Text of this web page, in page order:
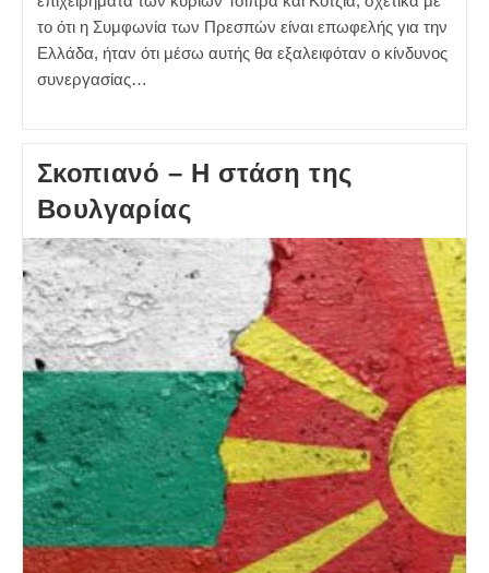
το ότι η Συμφωνία των Πρεσπών είναι επωφελής για την
Ελλάδα, ήταν ότι μέσω αυτής θα εξαλειφόταν ο κίνδυνος
συνεργασίας…
Σκοπιανό – Η στάση της
Βουλγαρίας